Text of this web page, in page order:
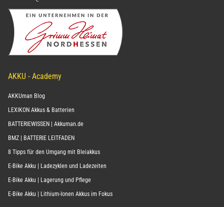
AKKU - Academy
AKKUman Blog
LEXIKON Akkus & Batterien
BATTERIEWISSEN | Akkuman.de
BMZ | BATTERIE LEITFADEN
8 Tipps für den Umgang mit Bleiakkus
E-Bike Akku | Ladezyklen und Ladezeiten
E-Bike Akku | Lagerung und Pflege
E-Bike Akku | Lithium-Ionen Akkus im Fokus